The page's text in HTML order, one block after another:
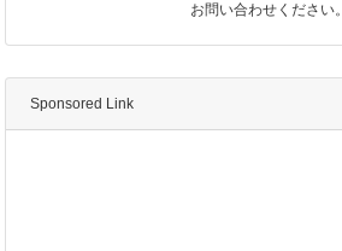
お問い合わせください。
Sponsored Link